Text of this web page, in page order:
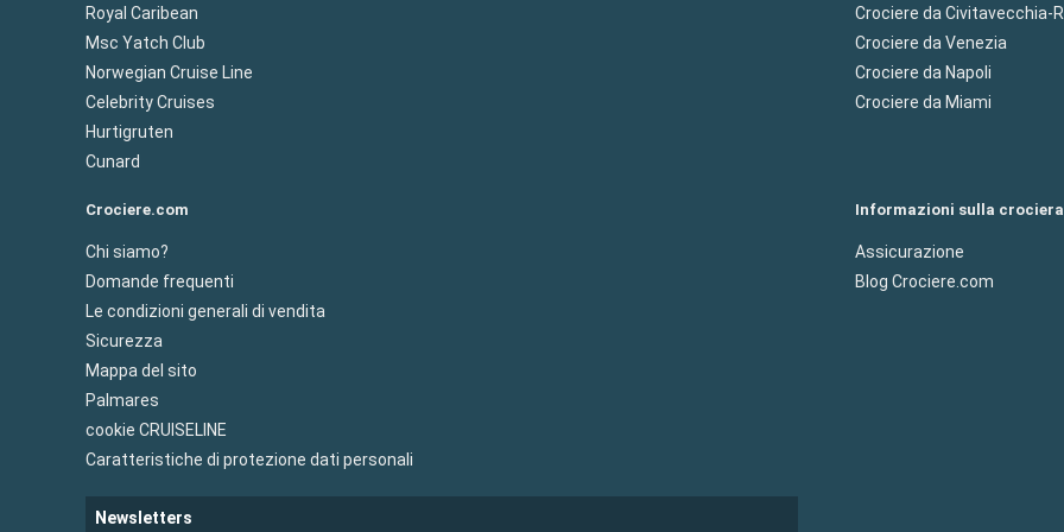
Royal Caribean
Msc Yatch Club
Norwegian Cruise Line
Celebrity Cruises
Hurtigruten
Cunard
Crociere da Civitavecchia-
Crociere da Venezia
Crociere da Napoli
Crociere da Miami
Crociere.com
Chi siamo?
Domande frequenti
Le condizioni generali di vendita
Sicurezza
Mappa del sito
Palmares
cookie CRUISELINE
Caratteristiche di protezione dati personali
Informazioni sulla crociera
Assicurazione
Blog Crociere.com
Newsletters